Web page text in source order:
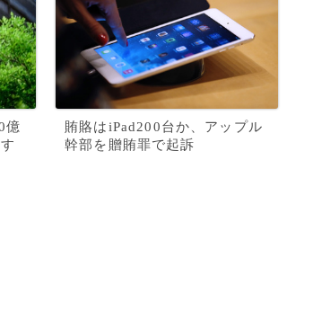
億
賄賂はiPad200台か、アップル
幹部を贈賄罪で起訴